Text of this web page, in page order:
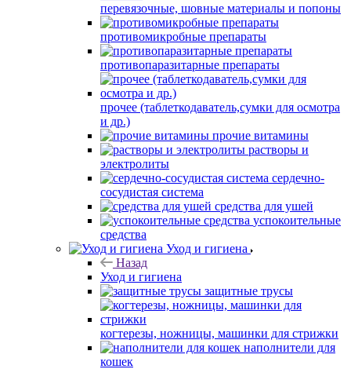
перевязочные, шовные материалы и попоны
противомикробные препараты
противопаразитарные препараты
прочее (таблеткодаватель,сумки для осмотра
и др.)
прочие витамины
растворы и
электролиты
сердечно-
сосудистая система
средства для ушей
успокоительные
средства
Уход и гигиена
Назад
Уход и гигиена
защитные трусы
когтерезы, ножницы, машинки для стрижки
наполнители для
кошек